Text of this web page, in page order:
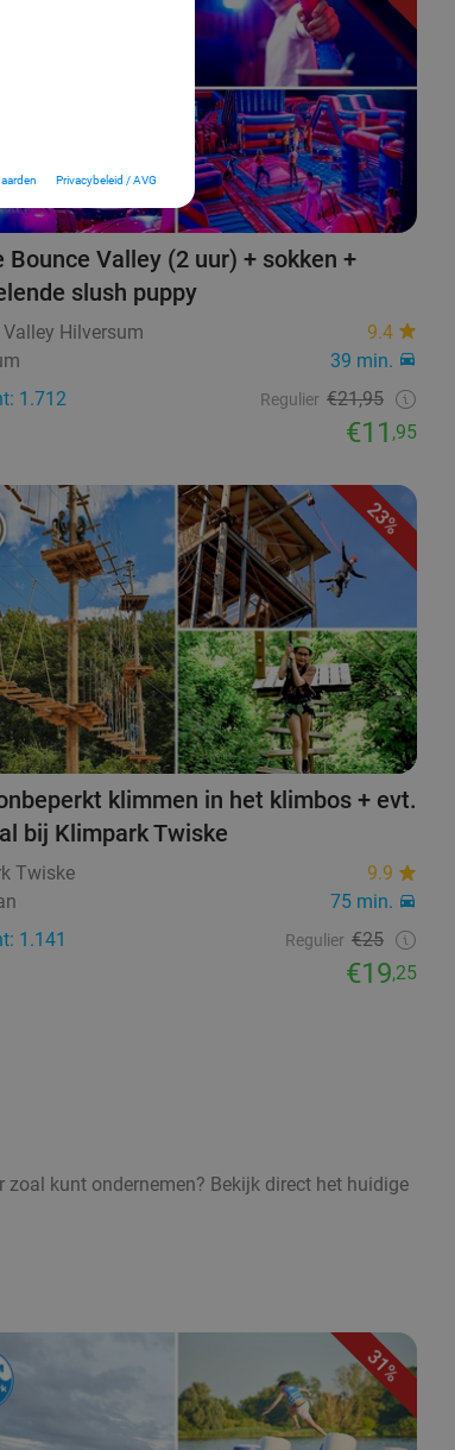
Privacybeleid / AVG
Bounce Valley (2 uur) + sokken +
slush puppy
Hilversum
9.4
39 min.
1.712
Regulier €21,95
€11 ,95
23%
klimmen in het klimbos + evt.
bij Klimpark Twiske
Twiske
9.9
75 min.
1.141
Regulier €25
€19,25
kunt ondernemen? Bekijk direct het huidige
31%